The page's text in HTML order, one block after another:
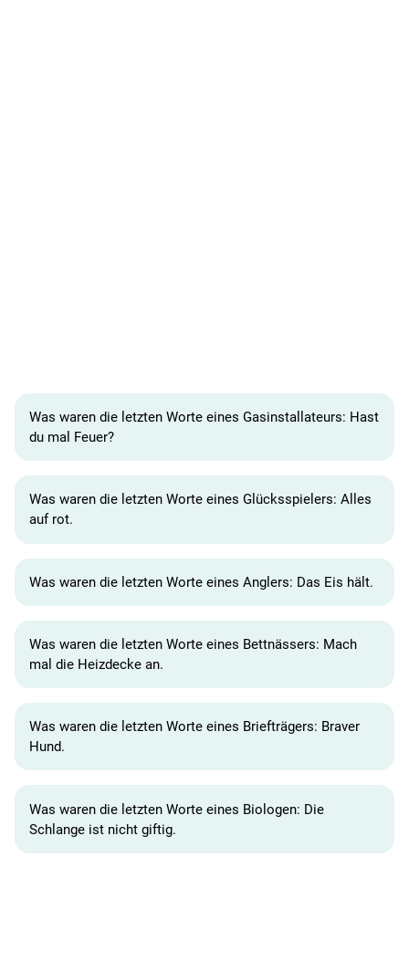
Was waren die letzten Worte eines Gasinstallateurs: Hast
du mal Feuer?
Was waren die letzten Worte eines Glücksspielers: Alles
auf rot.
Was waren die letzten Worte eines Anglers: Das Eis hält.
Was waren die letzten Worte eines Bettnässers: Mach
mal die Heizdecke an.
Was waren die letzten Worte eines Briefträgers: Braver
Hund.
Was waren die letzten Worte eines Biologen: Die
Schlange ist nicht giftig.